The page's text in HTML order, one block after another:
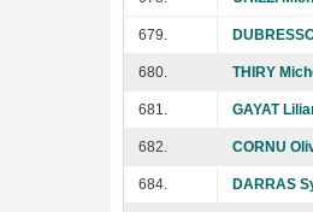
679.
680. THIRY
681. GAYAT
682. CORNU
684. DARRAS